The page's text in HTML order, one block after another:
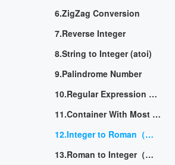
6.ZigZag Conversion
7.Reverse Integer
8.String to Integer (atoi)
9.Palindrome Number
10.Regular Expression Matching
11.Container With Most Water（最大水容器）
12.Integer to Roman（整型数到罗马数）
13.Roman to Integer（罗马数到整型数）